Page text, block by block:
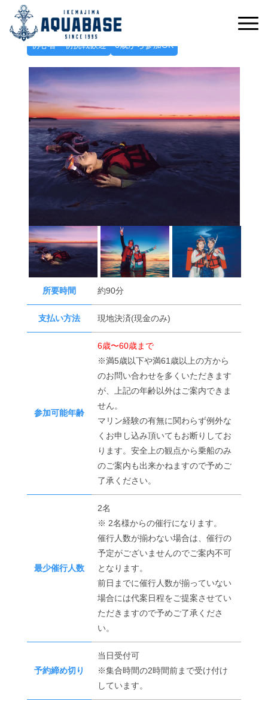
こぼれ落ちそうな星空に癒される
ナイトヒーリングシュノーケルツアー
初心者・初挑戦歓迎 6歳から参加OK
所要時間 約90分
支払い方法 現地決済(現金のみ)
参加可能年齢
6歳〜60歳まで
※満5歳以下や満61歳以上の方から
のお問い合わせを多くいただきます
が、上記の年齢以外はご案内できま
せん。
マリン経験の有無に関わらず例外な
くお申し込み頂いてもお断りしてお
ります。安全上の観点から乗船のみ
のご案内も出来かねますので予めご
了承ください。
最少催行人数
2名
※ 2名様からの催行になります。
催行人数が揃わない場合は、催行の
予定がございませんのでご案内不可
となります。
前日までに催行人数が揃っていない
場合には代案日程をご提案させてい
ただきますので予めご了承くださ
い。
予約締め切り
当日受付可
※集合時間の2時間前まで受け付け
しています。